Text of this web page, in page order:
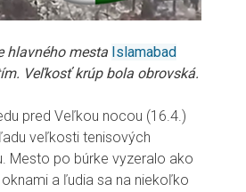
hlavného mesta Islamabad
Veľkosť krúp bola obrovská.
pred Veľkou nocou (16.4.)
veľkosti tenisových
Mesto po búrke vyzeralo ako
a ľudia sa na niekoľko